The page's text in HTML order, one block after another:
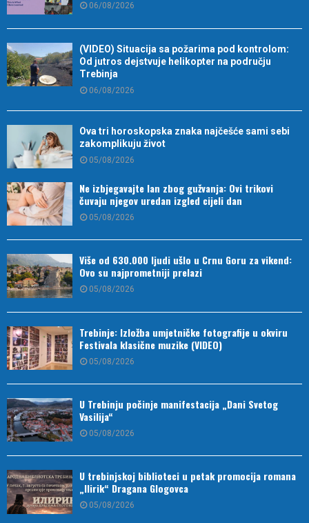
06/08/2026
(VIDEO) Situacija sa požarima pod kontrolom:
Od jutros dejstvuje helikopter na području
Trebinja
06/08/2026
Ova tri horoskopska znaka najčešće sami sebi
zakomplikuju život
05/08/2026
Ne izbjegavajte lan zbog gužvanja: Ovi trikovi
čuvaju njegov uredan izgled cijeli dan
05/08/2026
Više od 630.000 ljudi ušlo u Crnu Goru za vikend:
Ovo su najprometniji prelazi
05/08/2026
Trebinje: Izložba umjetničke fotografije u okviru
Festivala klasične muzike (VIDEO)
05/08/2026
U Trebinju počinje manifestacija „Dani Svetog
Vasilija“
05/08/2026
U trebinjskoj biblioteci u petak promocija romana
„Ilirik“ Dragana Glogovca
05/08/2026